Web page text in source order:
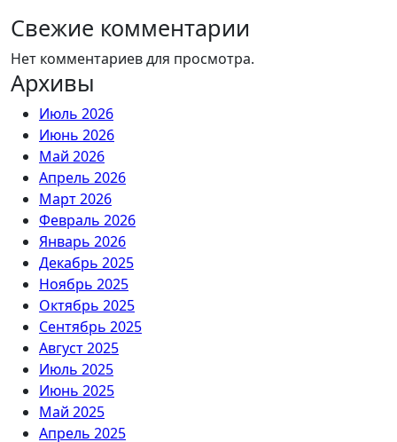
Свежие комментарии
Нет комментариев для просмотра.
Архивы
Июль 2026
Июнь 2026
Май 2026
Апрель 2026
Март 2026
Февраль 2026
Январь 2026
Декабрь 2025
Ноябрь 2025
Октябрь 2025
Сентябрь 2025
Август 2025
Июль 2025
Июнь 2025
Май 2025
Апрель 2025